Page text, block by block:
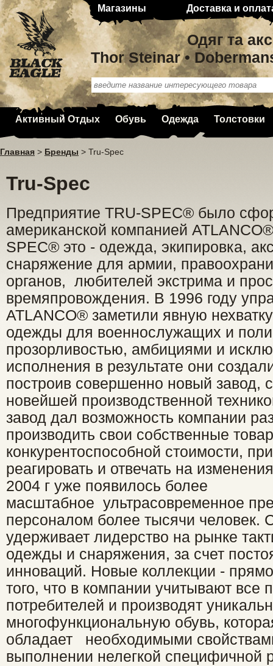
Магазины Доставка и
Одяг та
Thor Steinar •
Активный Отдых Обувь Одежда Толстовки
Главная > Бренды > Tru-Spec
Tru-Spec
Предприятие TRU-SPEC® было
американской компанией
SPEC® это - одежда, экипировка,
снаряжение для армии,
органов, любителей экстрима и
времяпровождения. В 1996 году
ATLANCO® заметили явную
одежды для военнослужащих и
прозорливостью, амбициями и
исполнения в результате они
построив совершенно новый завод,
новейшей производственной
завод дал возможность компании
производить свои собственные
конкурентоспособной стоимости,
реагировать и отвечать на
2004 г уже появилось более
масштабное ультрасовременное
персоналом более тысячи человек.
удерживает лидерство на рынке
одежды и снаряжения, за счет
инноваций. Новые коллекции -
того, что в компании учитывают все
потребителей и производят
многофункциональную обувь,
обладает необходимыми
выполнении нелегкой специфичной